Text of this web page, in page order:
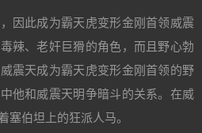
因此成为霸天虎变形金刚首领威震
辣、老奸巨猾的角色，而且野心勃
震天成为霸天虎变形金刚首领的野
他和威震天明争暗斗的关系。在威
伯坦上的狂派人马。